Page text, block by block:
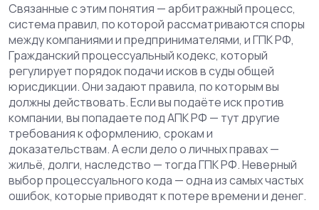
Связанные с этим понятия —арбитражный процесс,
система правил, по которой рассматриваются споры
между компаниями и предпринимателями, иГПК РФ,
Гражданский процессуальный кодекс, который
регулирует порядок подачи исков в суды общей
юрисдикции. Они задают правила, по которым вы
должны действовать. Если вы подаёте иск против
компании, вы попадаете под АПК РФ — тут другие
требования к оформлению, срокам и
доказательствам. А если дело о личных правах —
жильё, долги, наследство — тогда ГПК РФ. Неверный
выбор процессуального кода — одна из самых частых
ошибок, которые приводят к потере времени и денег.